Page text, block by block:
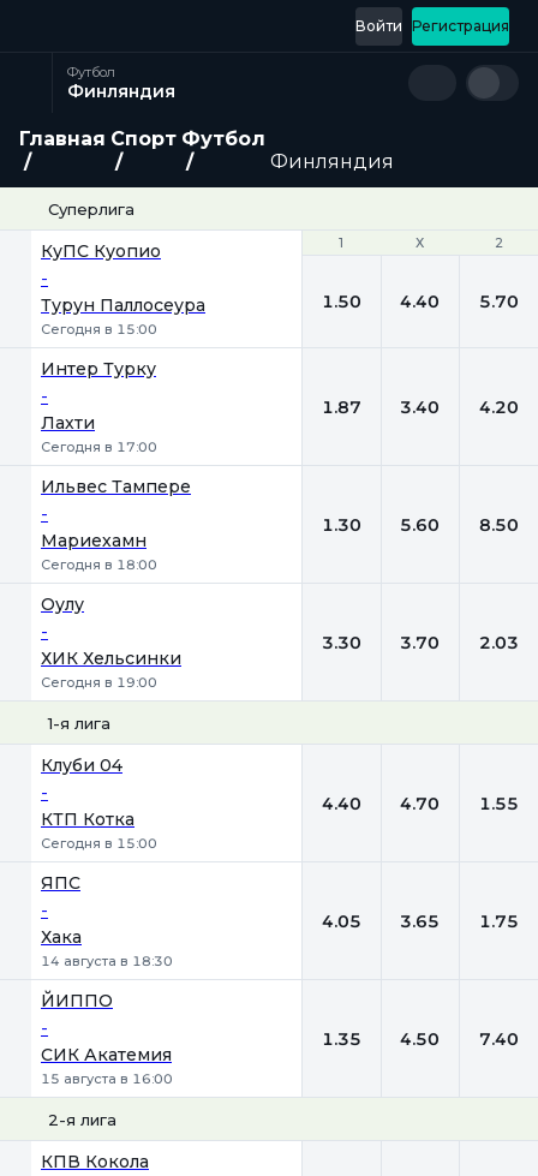
Регистрация
Войти
Футбол
Финляндия
Главная Спорт Футбол
Финляндия
Суперлига
1 Х 2
КуПС Куопио
-
Турун Паллосеура
Сегодня в 15:00
1 Х 2
1.50 4.40 5.70
Интер Турку
-
Лахти
Сегодня в 17:00
1.87 3.40 4.20
Ильвес Тампере
-
Мариехамн
Сегодня в 18:00
1.30 5.60 8.50
Оулу
-
ХИК Хельсинки
Сегодня в 19:00
3.30 3.70 2.03
1-я лига
Клуби 04
-
КТП Котка
Сегодня в 15:00
4.40 4.70 1.55
ЯПС
-
Хака
14 августа в 18:30
4.05 3.65 1.75
ЙИППО
-
СИК Акатемия
15 августа в 16:00
1.35 4.50 7.40
2-я лига
КПВ Кокола